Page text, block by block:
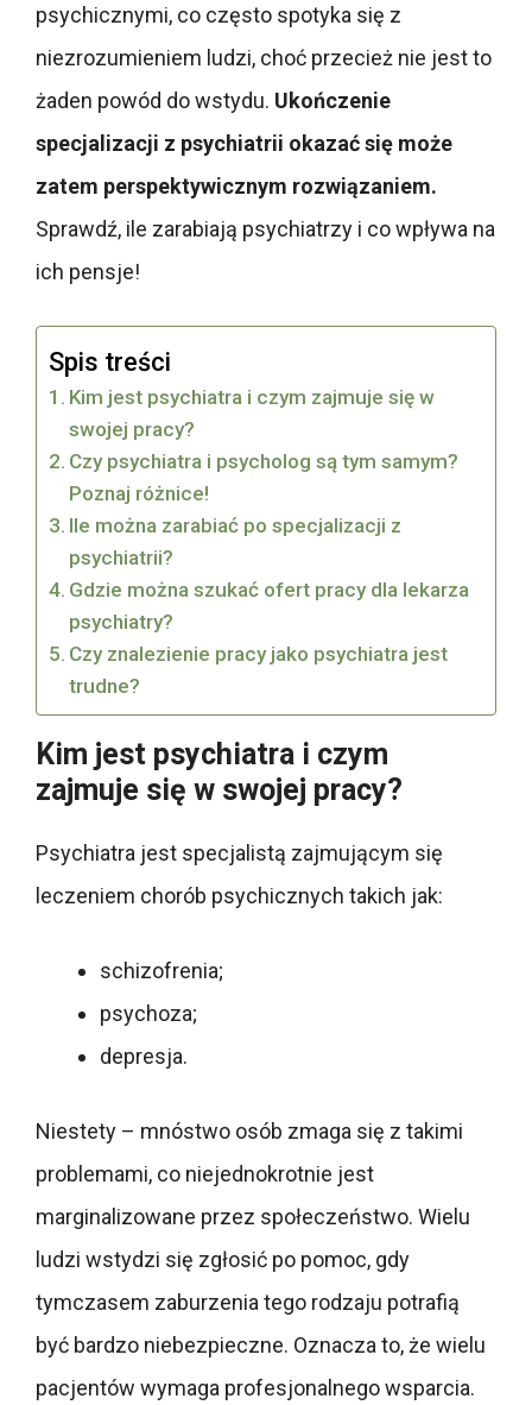
psychicznymi, co często spotyka się z
niezrozumieniem ludzi, choć przecież nie jest to
żaden powód do wstydu. Ukończenie
specjalizacji z psychiatrii okazać się może
zatem perspektywicznym rozwiązaniem.
Sprawdź, ile zarabiają psychiatrzy i co wpływa na
ich pensje!
Spis treści
Kim jest psychiatra i czym zajmuje się w
swojej pracy?
Czy psychiatra i psycholog są tym samym?
Poznaj różnice!
Ile można zarabiać po specjalizacji z
psychiatrii?
Gdzie można szukać ofert pracy dla lekarza
psychiatry?
Czy znalezienie pracy jako psychiatra jest
trudne?
Kim jest psychiatra i czym
zajmuje się w swojej pracy?
Psychiatra jest specjalistą zajmującym się
leczeniem chorób psychicznych takich jak:
schizofrenia;
psychoza;
depresja.
Niestety – mnóstwo osób zmaga się z takimi
problemami, co niejednokrotnie jest
marginalizowane przez społeczeństwo. Wielu
ludzi wstydzi się zgłosić po pomoc, gdy
tymczasem zaburzenia tego rodzaju potrafią
być bardzo niebezpieczne. Oznacza to, że wielu
pacjentów wymaga profesjonalnego wsparcia.